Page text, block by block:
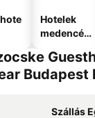
Hotelek
medencév
Budapest
Szállás